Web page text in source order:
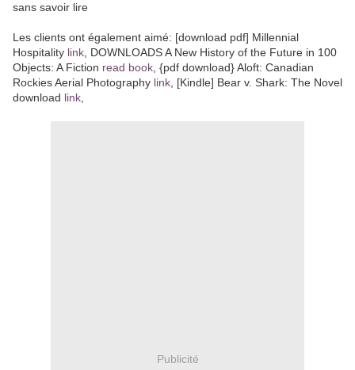
sans savoir lire
Les clients ont également aimé: [download pdf] Millennial
Hospitality link , DOWNLOADS A New History of the Future in 100
Objects: A Fiction read book , {pdf download} Aloft: Canadian
Rockies Aerial Photography link , [Kindle] Bear v. Shark: The Novel
download link
Publicité